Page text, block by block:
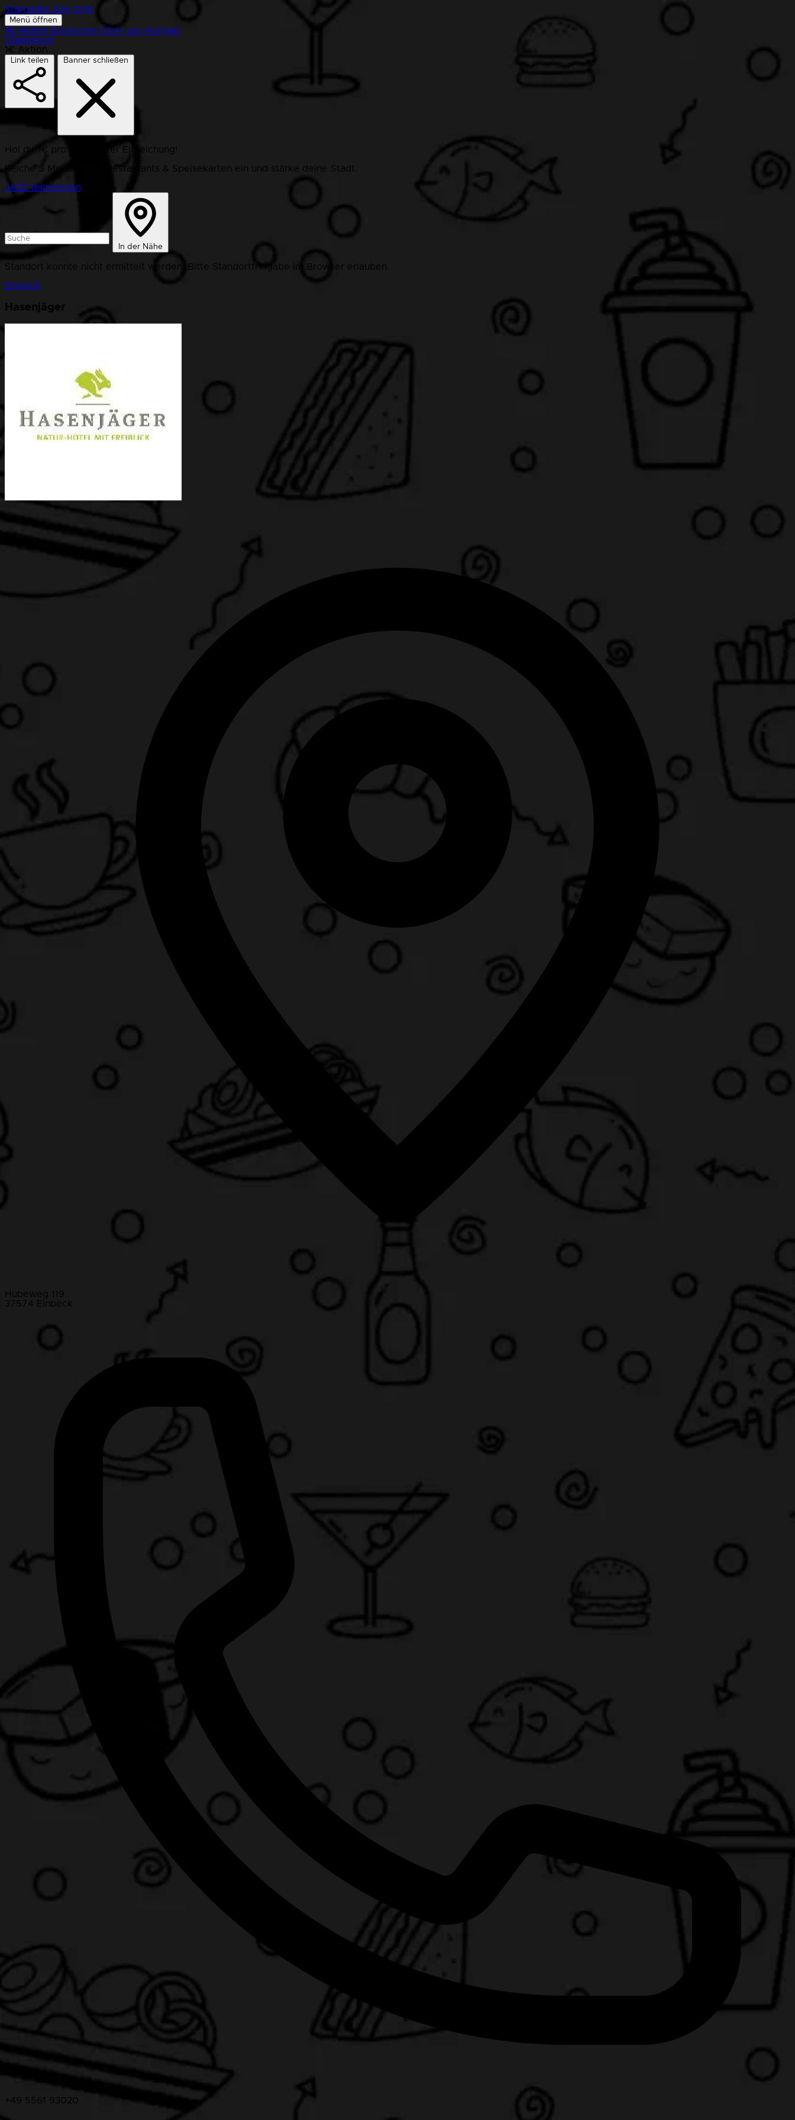
Startseite Alle Orte
Menü öffnen
1€-Aktion Einreichen Über uns Kontakt
Changelog
1€ Aktion
Link teilen Banner schließen
Hol dir 1€ pro bestätigter Einreichung!
Reiche 5 Monate lang Restaurants & Speisekarten ein und stärke deine Stadt.
Jetzt teilnehmen
In der Nähe
Standort konnte nicht ermittelt werden. Bitte Standortfreigabe im Browser erlauben.
Einbeck
Hasenjäger
Hubeweg 119
37574 Einbeck
+49 5561 93020